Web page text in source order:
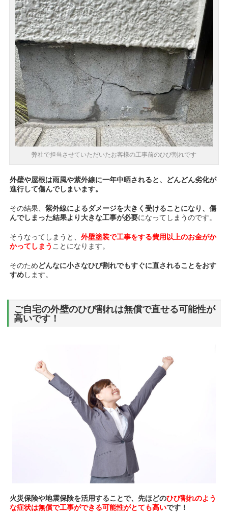
弊社で担当させていただいたお客様の工事前のひび割れです
外壁や屋根は雨風や紫外線に一年中晒されると、どんどん劣化が
進行して傷んでしまいます。
その結果、紫外線によるダメージを大きく受けることになり、傷
んでしまった結果より大きな工事が必要になってしまうのです。
そうなってしまうと、外壁塗装で工事をする費用以上のお金がか
かってしまう こと になります。
そのためどんなに小さなひび割れでもすぐに直されることをおす
すめします。
ご自宅の外壁のひび割れは無償で直せる可能性が
高いです！
火災保険や地震保険を活用することで、先ほどのひび割れのよう
な症状は無償で工事ができる可能性がとても高いです！